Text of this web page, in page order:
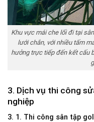
Khu vực mái che lối đi tại
lưới chắn, với nhiều tấm
hưởng trực tiếp đến kết cấu
3. Dịch vụ thi công
nghiệp
3. 1. Thi công sân tập